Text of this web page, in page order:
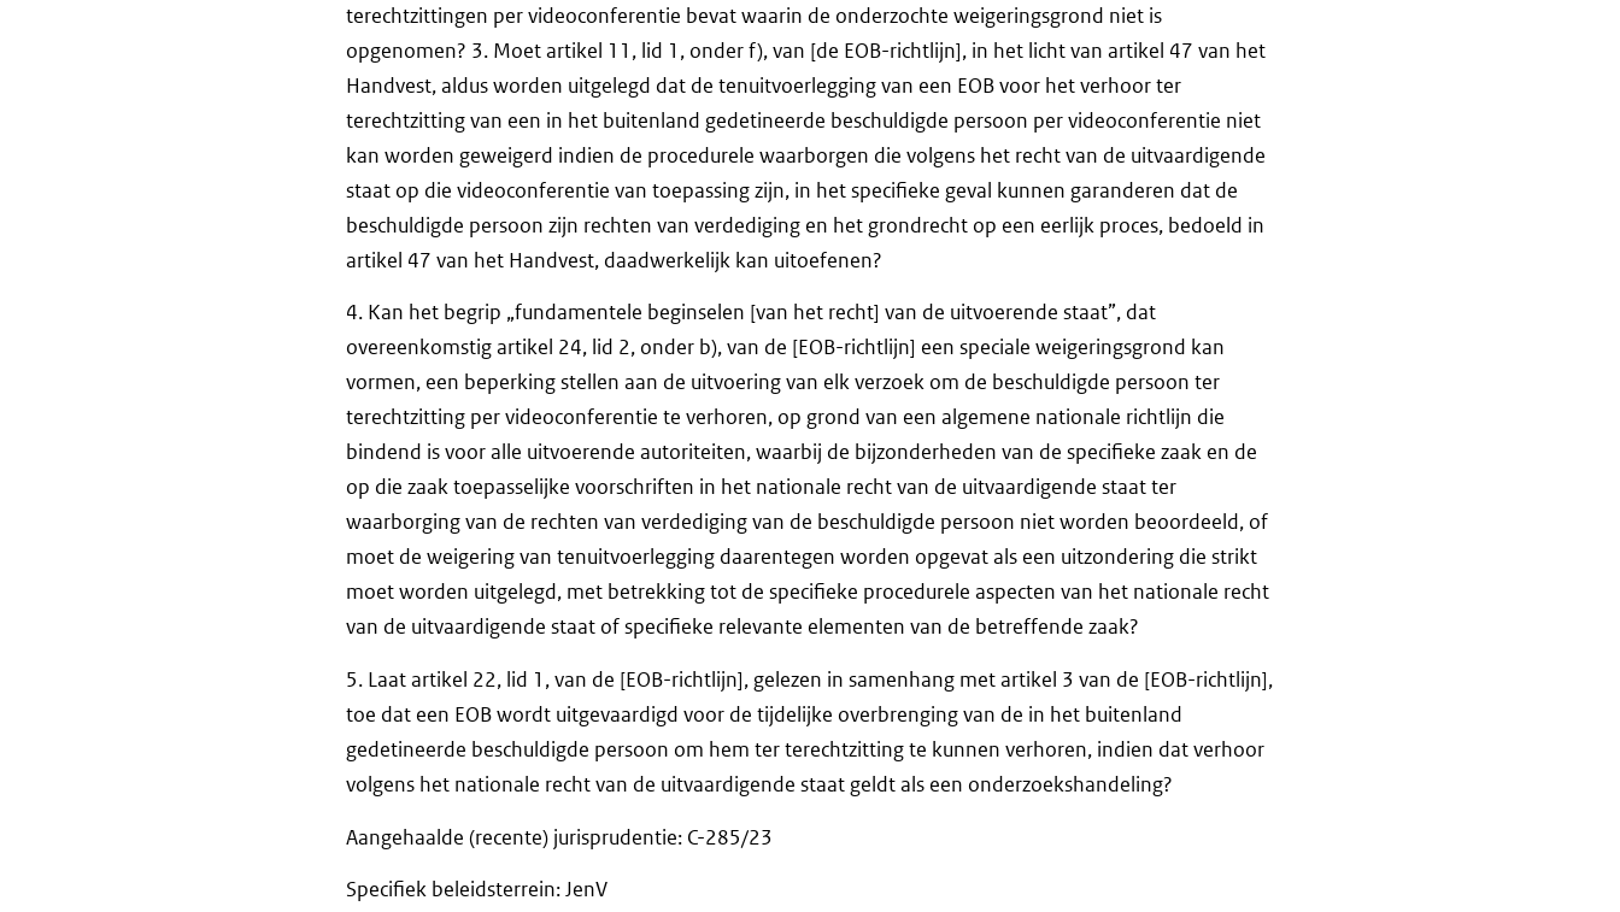
terechtzittingen per videoconferentie bevat waarin de onderzochte weigeringsgrond niet is
opgenomen? 3. Moet artikel 11, lid 1, onder f), van [de EOB-richtlijn], in het licht van artikel 47 van het
Handvest, aldus worden uitgelegd dat de tenuitvoerlegging van een EOB voor het verhoor ter
terechtzitting van een in het buitenland gedetineerde beschuldigde persoon per videoconferentie niet
kan worden geweigerd indien de procedurele waarborgen die volgens het recht van de uitvaardigende
staat op die videoconferentie van toepassing zijn, in het specifieke geval kunnen garanderen dat de
beschuldigde persoon zijn rechten van verdediging en het grondrecht op een eerlijk proces, bedoeld in
artikel 47 van het Handvest, daadwerkelijk kan uitoefenen?
4. Kan het begrip „fundamentele beginselen [van het recht] van de uitvoerende staat”, dat
overeenkomstig artikel 24, lid 2, onder b), van de [EOB-richtlijn] een speciale weigeringsgrond kan
vormen, een beperking stellen aan de uitvoering van elk verzoek om de beschuldigde persoon ter
terechtzitting per videoconferentie te verhoren, op grond van een algemene nationale richtlijn die
bindend is voor alle uitvoerende autoriteiten, waarbij de bijzonderheden van de specifieke zaak en de
op die zaak toepasselijke voorschriften in het nationale recht van de uitvaardigende staat ter
waarborging van de rechten van verdediging van de beschuldigde persoon niet worden beoordeeld, of
moet de weigering van tenuitvoerlegging daarentegen worden opgevat als een uitzondering die strikt
moet worden uitgelegd, met betrekking tot de specifieke procedurele aspecten van het nationale recht
van de uitvaardigende staat of specifieke relevante elementen van de betreffende zaak?
5. Laat artikel 22, lid 1, van de [EOB-richtlijn], gelezen in samenhang met artikel 3 van de [EOB-richtlijn],
toe dat een EOB wordt uitgevaardigd voor de tijdelijke overbrenging van de in het buitenland
gedetineerde beschuldigde persoon om hem ter terechtzitting te kunnen verhoren, indien dat verhoor
volgens het nationale recht van de uitvaardigende staat geldt als een onderzoekshandeling?
Aangehaalde (recente) jurisprudentie: C-285/23
Specifiek beleidsterrein: JenV